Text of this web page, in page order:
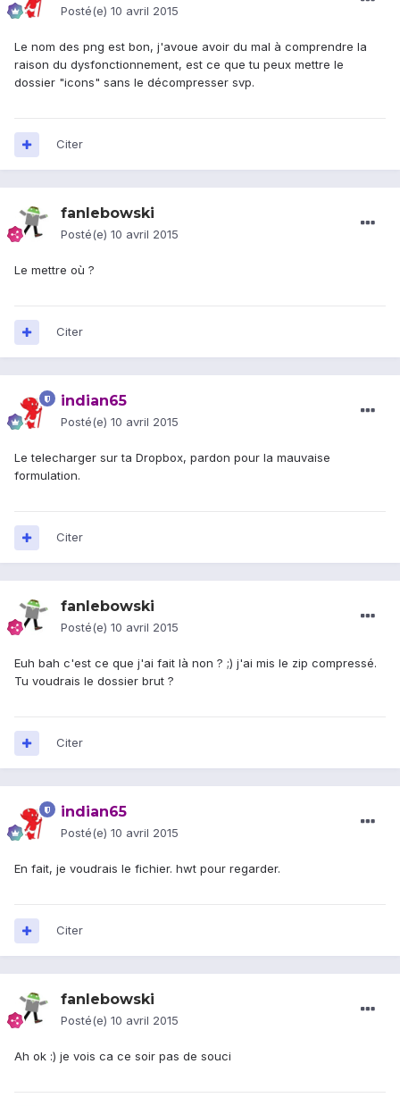
Posté(e) 10 avril 2015
Le nom des png est bon, j'avoue avoir du mal à comprendre la
raison du dysfonctionnement, est ce que tu peux mettre le
dossier "icons" sans le décompresser svp.
Citer
fanlebowski
Posté(e) 10 avril 2015
Le mettre où ?
Citer
indian65
Posté(e) 10 avril 2015
Le telecharger sur ta Dropbox, pardon pour la mauvaise
formulation.
Citer
fanlebowski
Posté(e) 10 avril 2015
Euh bah c'est ce que j'ai fait là non ? ;) j'ai mis le zip compressé.
Tu voudrais le dossier brut ?
Citer
indian65
Posté(e) 10 avril 2015
En fait, je voudrais le fichier. hwt pour regarder.
Citer
fanlebowski
Posté(e) 10 avril 2015
Ah ok :) je vois ca ce soir pas de souci